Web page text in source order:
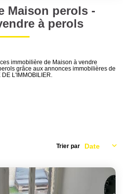
AGENCE
Surface min
Maison perols -
à perols
immobilière de Maison à vendre
grâce aux annonces immobilières de
L'IMMOBILIER.
Trier par